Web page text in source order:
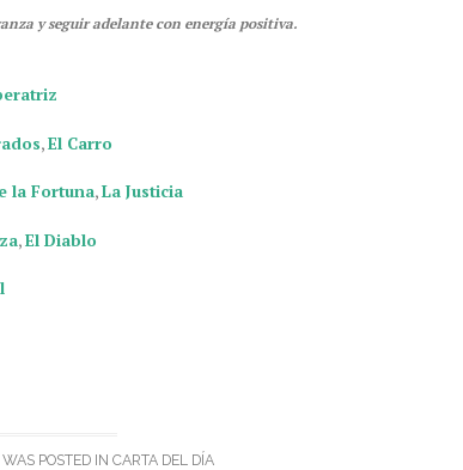
y seguir adelante con energía positiva.
,El Carro
la Fortuna,La Justicia
,El Diablo
POSTED IN CARTA DEL DÍA